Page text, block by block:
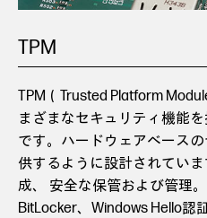
TPM
TPM（Trusted Platform
まざまなセキュリティ機能
です。ハードウェアベース
供するように設計されてい
成、 安全な保管および管理
BitLocker、Windows Hello認